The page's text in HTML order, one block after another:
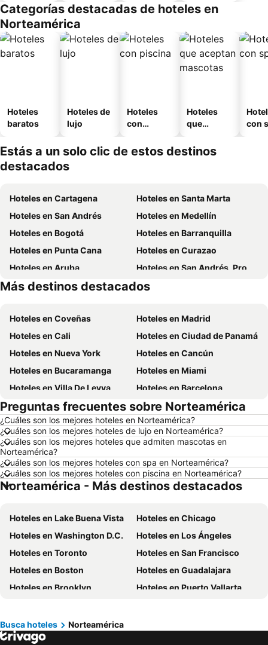
Categorías destacadas de hoteles en
Norteamérica
Hoteles
baratos
Hoteles de
lujo
Hoteles
con
Hoteles
que
mascotas
con
Estás a un solo clic de estos destinos
destacados
Hoteles en Cartagena
Hoteles en Santa Marta
Hoteles en San Andrés
Hoteles en Medellín
Hoteles en Bogotá
Hoteles en Barranquilla
Hoteles en Punta Cana
Hoteles en Curazao
Hoteles en Aruba
Hoteles en San Andrés, Providencia and Santa Catalina
Hoteles en República Dominicana
Hoteles en Panamá
Más destinos destacados
Hoteles en Coveñas
Hoteles en Madrid
Hoteles en Cali
Hoteles en Ciudad de Panamá
Hoteles en Nueva York
Hoteles en Cancún
Hoteles en Bucaramanga
Hoteles en Miami
Hoteles en Villa De Leyva
Hoteles en Barcelona
Hoteles en Melgar
Hoteles en París
Hoteles en Roma
Hoteles en Ciudad de México
Hoteles en Pereira
Hoteles en Orlando
Hoteles en Villavicencio
Hoteles en Río de Janeiro
Hoteles en Girardot
Hoteles en Cundinamarca
Hoteles en Santiago de Chile
Hoteles en Madrid
Hoteles en Riviera Maya
Hoteles en Risaralda
Hoteles en EE. UU.
Hoteles en Amazonas
Hoteles en Portugal
Preguntas frecuentes sobre Norteamérica
¿Cuáles son los mejores hoteles en Norteamérica?
¿Cuáles son los mejores hoteles de lujo en Norteamérica?
¿Cuáles son los mejores hoteles que admiten mascotas en
Norteamérica?
¿Cuáles son los mejores hoteles con spa en Norteamérica?
¿Cuáles son los mejores hoteles con piscina en Norteamérica?
Norteamérica - Más destinos destacados
Hoteles en Lake Buena Vista
Hoteles en Chicago
Hoteles en Washington D.C.
Hoteles en Los Ángeles
Hoteles en Toronto
Hoteles en San Francisco
Hoteles en Boston
Hoteles en Guadalajara
Hoteles en Brooklyn
Hoteles en Puerto Vallarta
Hoteles en Miami Springs
Hoteles en Tampa
Busca hoteles Norteamérica